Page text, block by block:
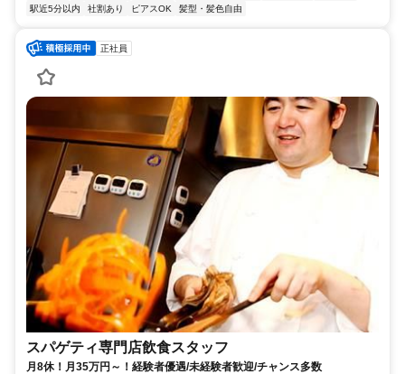
駅近5分以内
社割あり ピアスOK 髪型・髪色自由
正社員
スパゲティ専門店飲食スタッフ
月8休！月35万円～！経験者優遇/未経験者歓迎/チャンス多数